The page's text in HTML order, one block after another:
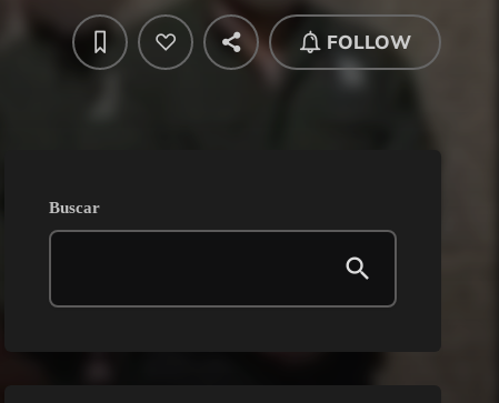
FOLLOW
Buscar